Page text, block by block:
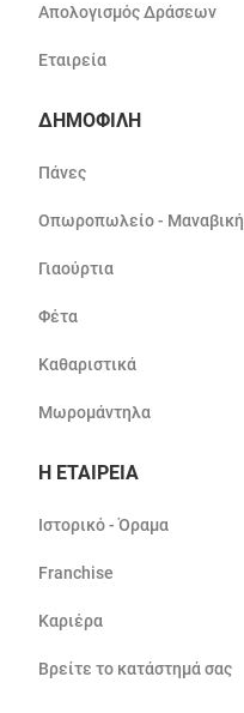
Απολογισμός Δράσεων
Εταιρεία
ΔΗΜΟΦΙΛΗ
Πάνες
Οπωροπωλείο - Μαναβική
Γιαούρτια
Φέτα
Καθαριστικά
Μωρομάντηλα
Η ΕΤΑΙΡΕΙΑ
Ιστορικό - Όραμα
Franchise
Καριέρα
Βρείτε το κατάστημά σας